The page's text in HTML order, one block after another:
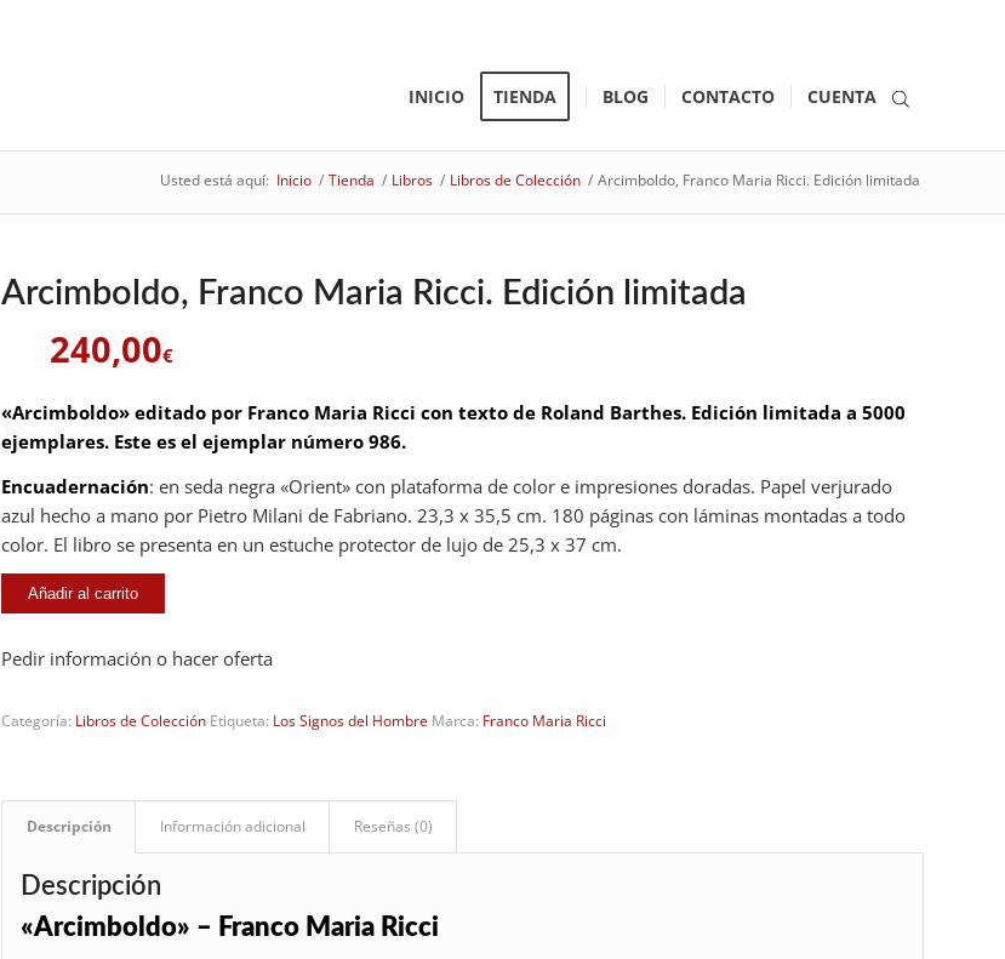
INICIO TIENDA BLOG CONTACTO CUENTA
Usted está aquí: Inicio / Tienda / Libros / Libros de Colección / Arcimboldo, Franco Maria Ricci. Edición limitada
Arcimboldo, Franco Maria Ricci. Edición limitada
240,00€
«Arcimboldo» editado por Franco Maria Ricci con texto de Roland Barthes. Edición limitada a 5000
ejemplares. Este es el ejemplar número 986.
Encuadernación: en seda negra «Orient» con plataforma de color e impresiones doradas. Papel verjurado
azul hecho a mano por Pietro Milani de Fabriano. 23,3 x 35,5 cm. 180 páginas con láminas montadas a todo
color. El libro se presenta en un estuche protector de lujo de 25,3 x 37 cm.
Añadir al carrito
Pedir información o hacer oferta
Categoría: Libros de Colección Etiqueta: Los Signos del Hombre Marca: Franco Maria Ricci
Descripción Información adicional Reseñas (0)
Descripción
«Arcimboldo» – Franco Maria Ricci